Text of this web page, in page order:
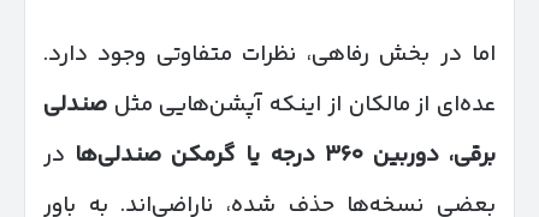
اما در بخش رفاهی، نظرات متفاوتی وجود دارد.
عده‌ای از مالکان از اینکه آپشن‌هایی مثل صندلی
برقی، دوربین۳۶۰ درجه یا گرمکن صندلی‌ها در
بعضی نسخه‌ها حذف شده، ناراضی‌اند. به باور